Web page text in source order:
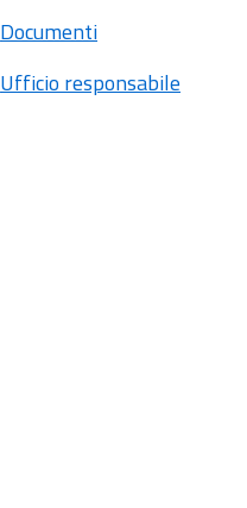
Documenti
Ufficio responsabile